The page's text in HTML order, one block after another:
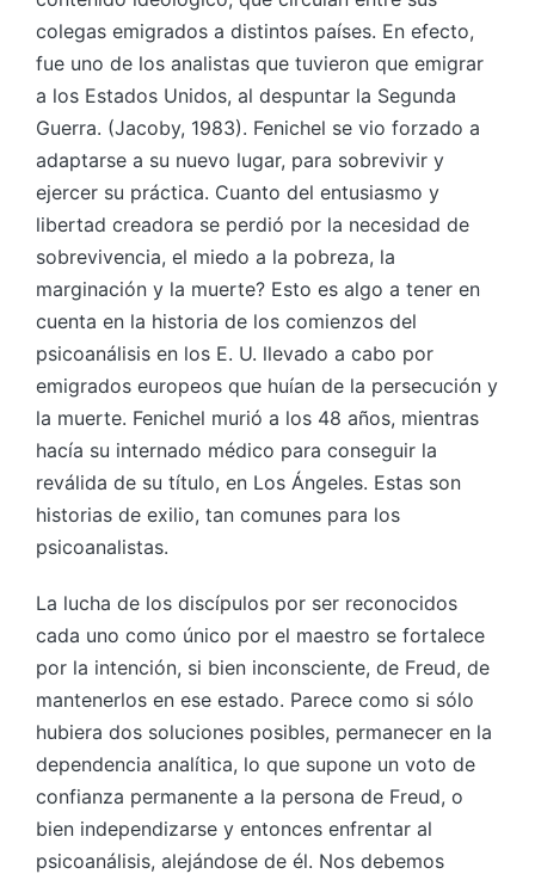
colegas emigrados a distintos países. En efecto,
fue uno de los analistas que tuvieron que emigrar
a los Estados Unidos, al despuntar la Segunda
Guerra. (Jacoby, 1983). Fenichel se vio forzado a
adaptarse a su nuevo lugar, para sobrevivir y
ejercer su práctica. Cuanto del entusiasmo y
libertad creadora se perdió por la necesidad de
sobrevivencia, el miedo a la pobreza, la
marginación y la muerte? Esto es algo a tener en
cuenta en la historia de los comienzos del
psicoanálisis en los E. U. llevado a cabo por
emigrados europeos que huían de la persecución y
la muerte. Fenichel murió a los 48 años, mientras
hacía su internado médico para conseguir la
reválida de su título, en Los Ángeles. Estas son
historias de exilio, tan comunes para los
psicoanalistas.
La lucha de los discípulos por ser reconocidos
cada uno como único por el maestro se fortalece
por la intención, si bien inconsciente, de Freud, de
mantenerlos en ese estado. Parece como si sólo
hubiera dos soluciones posibles, permanecer en la
dependencia analítica, lo que supone un voto de
confianza permanente a la persona de Freud, o
bien independizarse y entonces enfrentar al
psicoanálisis, alejándose de él. Nos debemos